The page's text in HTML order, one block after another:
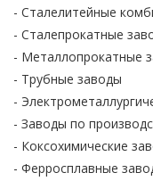
- Сталелитейные
- Сталепрокатные
- Металлопрокатные
- Трубные заводы
-
- Заводы по
- Коксохимические
- Ферросплавные